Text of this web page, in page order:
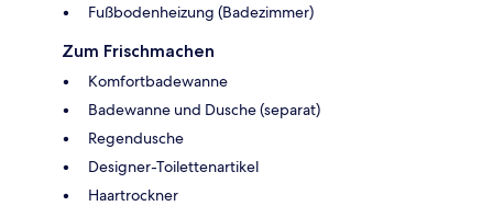
Fußbodenheizung (Badezimmer)
Zum Frischmachen
Komfortbadewanne
Badewanne und Dusche (separat)
Regendusche
Designer-Toilettenartikel
Haartrockner